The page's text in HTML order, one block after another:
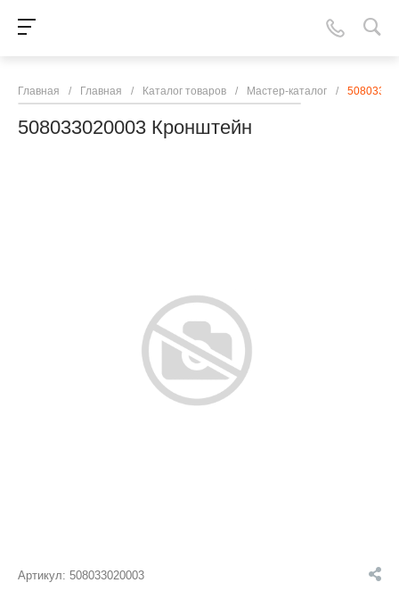
Главная / Главная / Каталог товаров / Мастер-каталог /
508033020003 Кронштейн
Артикул: 508033020003